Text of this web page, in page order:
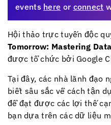
events here or connect
Hội thảo trực tuyến độc
Tomorrow: Mastering
được tổ chức bởi Google
Tại đây, các nhà lãnh đạo
biết sâu sắc về cách tận
để đạt được các lợi thế
bạn dựa trên các dữ liệu